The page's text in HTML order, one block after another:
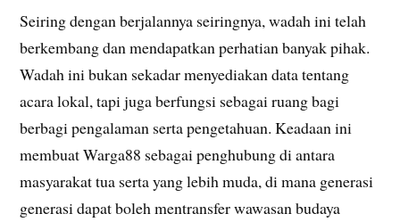
Seiring dengan berjalannya seiringnya, wadah ini telah
berkembang dan mendapatkan perhatian banyak pihak.
Wadah ini bukan sekadar menyediakan data tentang
acara lokal, tapi juga berfungsi sebagai ruang bagi
berbagi pengalaman serta pengetahuan. Keadaan ini
membuat Warga88 sebagai penghubung di antara
masyarakat tua serta yang lebih muda, di mana generasi
generasi dapat boleh mentransfer wawasan budaya